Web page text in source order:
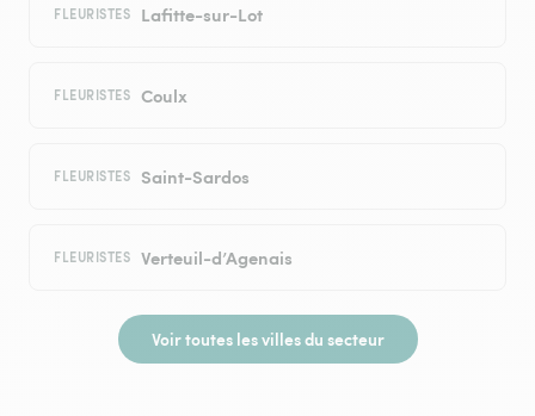
FLEURISTES Lafitte-sur-Lot
FLEURISTES Coulx
FLEURISTES Saint-Sardos
FLEURISTES Verteuil-d’Agenais
Voir toutes les villes du secteur